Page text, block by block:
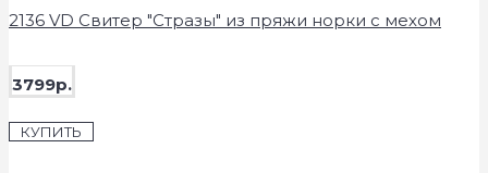
2136 VD Свитер "Стразы" из пряжи норки с мехом
3799р.
КУПИТЬ